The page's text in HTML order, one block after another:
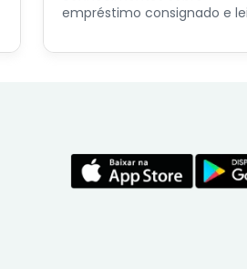
empréstimo consignado e
economista especialista no